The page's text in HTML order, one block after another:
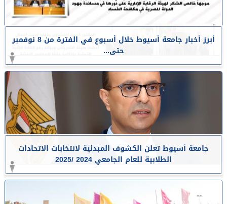
أبرز أخبار جامعة أسيوط خلال أسبوع في الفترة من 8 نوفمبر
حتى...
جامعة أسيوط تعلن الكشوف المبدئية لانتخابات الاتحادات
الطلابية للعام الجامعي 2024 /2025